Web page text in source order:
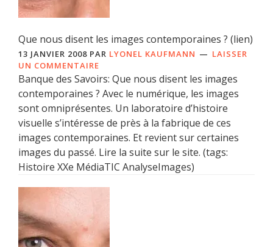
Que nous disent les images contemporaines ? (lien)
13 JANVIER 2008 PAR LYONEL KAUFMANN
LAISSER
UN COMMENTAIRE
Banque des Savoirs: Que nous disent les images
contemporaines ? Avec le numérique, les images
sont omniprésentes. Un laboratoire d’histoire
visuelle s’intéresse de près à la fabrique de ces
images contemporaines. Et revient sur certaines
images du passé. Lire la suite sur le site. (tags:
Histoire XXe MédiaTIC AnalyseImages)